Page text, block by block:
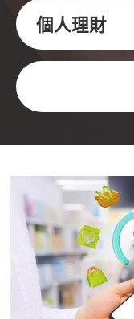
個人理財
關鍵字